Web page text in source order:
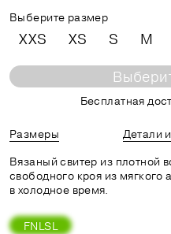
Выберите размер
XXS XS S M
Бесплатная
Размеры Детали
Вязаный свитер из плотной
свободного кроя из
в холодное время.
FNLSL